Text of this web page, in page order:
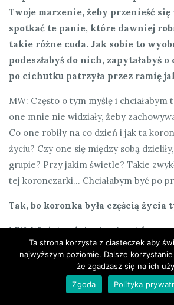
Twoje marzenie, żeby przenieść się
spotkać te panie, które dawniej
takie różne cuda. Jak sobie to
podeszłabyś do nich, zapytałabyś
po cichutku patrzyła przez ramię
MW: Często o tym myślę i chciałabym
one mnie nie widziały, żeby
Co one robiły na co dzień i jak ta
życiu? Czy one się między sobą
grupie? Przy jakim świetle? Takie
tej koronczarki… Chciałabym być po
Tak, bo koronka była częścią
MW: Właśnie tak, ja nie wiem jak one
wieczorem? Kiedyś było dużo dzieci,
Gdzie one robiły, jak one się między
czy była zazdrość, czy doradzały
Ta strona korzysta z ciasteczek aby
najwyższym poziomie. Dalsze
że zgadzasz się na ich
Zgoda
Polityka